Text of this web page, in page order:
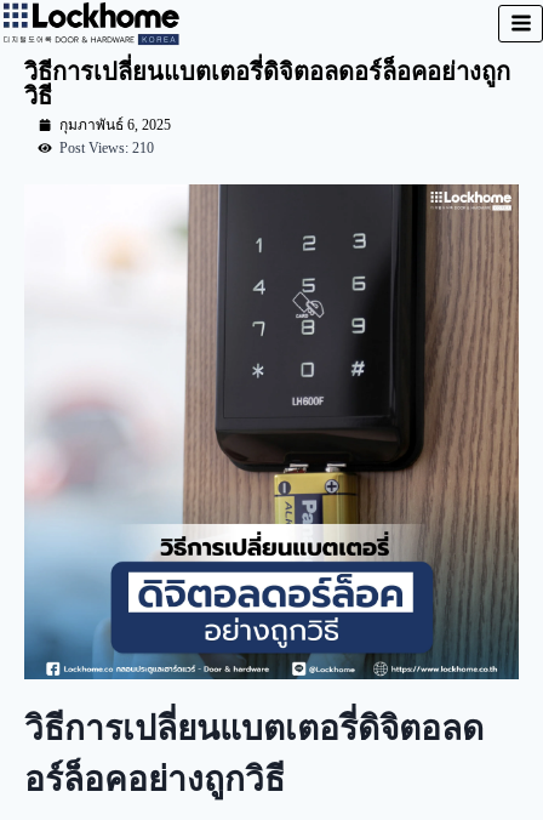
วิธีการเปลี่ยนแบตเตอรี่ดิจิตอลดอร์ล็อคอย่างถูก
วิธี
กุมภาพันธ์ 6, 2025
Post Views: 210
วิธีการเปลี่ยนแบตเตอรี่ดิจิตอลด
อร์ล็อคอย่างถูกวิธี